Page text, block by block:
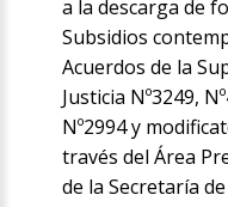
a la descarga de
Subsidios
Acuerdos de la
Justicia Nº3249,
Nº2994 y
través del Área
de la Secretaría